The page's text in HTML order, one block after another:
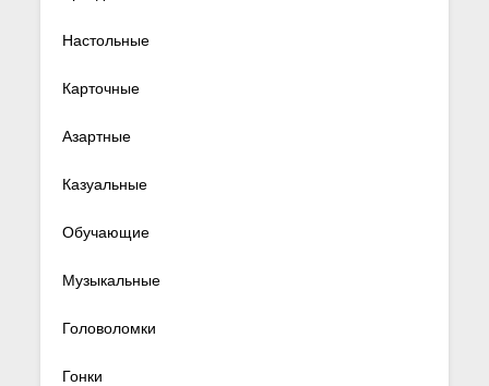
Настольные
Карточные
Азартные
Казуальные
Обучающие
Музыкальные
Головоломки
Гонки